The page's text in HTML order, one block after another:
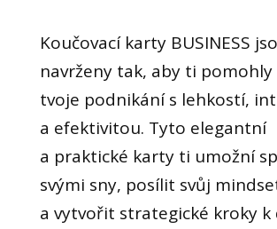
Koučovací karty BUSINESS
navrženy tak, aby ti
tvoje podnikání s lehkostí,
a efektivitou. Tyto elegantní
a praktické karty ti umožní
svými sny, posílit svůj
a vytvořit strategické kroky k